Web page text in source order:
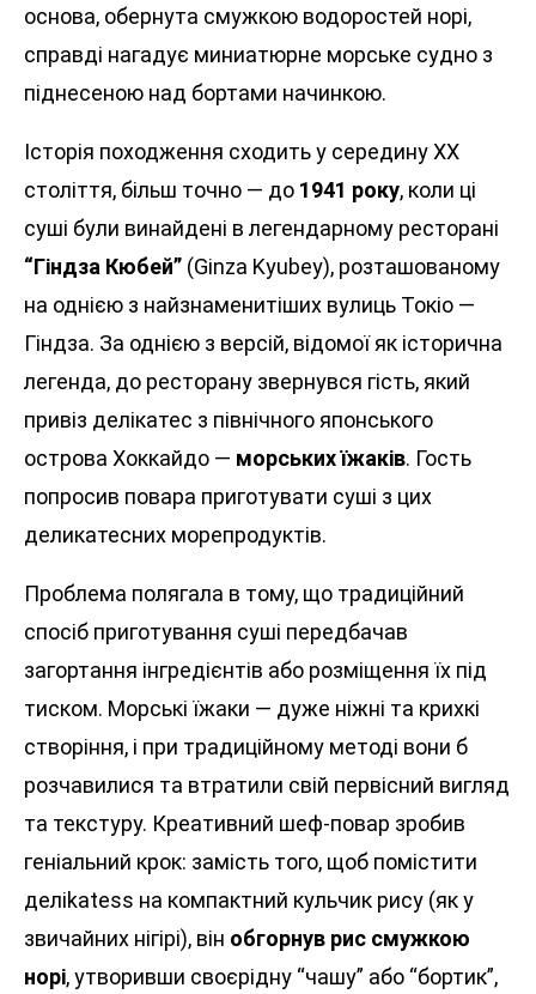
основа, обернута смужкою водоростей норі,
справді нагадує миниатюрне морське судно з
піднесеною над бортами начинкою.
Історія походження сходить у середину XX
століття, більш точно — до 1941 року, коли ці
суші були винайдені в легендарному ресторані
“Гіндза Кюбей” (Ginza Kyubey), розташованому
на однією з найзнаменитіших вулиць Токіо —
Гіндза. За однією з версій, відомої як історична
легенда, до ресторану звернувся гість, який
привіз делікатес з північного японського
острова Хоккайдо — морських їжаків. Гость
попросив повара приготувати суші з цих
деликатесних морепродуктів.
Проблема полягала в тому, що традиційний
спосіб приготування суші передбачав
загортання інгредієнтів або розміщення їх під
тиском. Морські їжаки — дуже ніжні та крихкі
створіння, і при традиційному методі вони б
розчавилися та втратили свій первісний вигляд
та текстуру. Креативний шеф-повар зробив
геніальний крок: замість того, щоб помістити
деліkatess на компактний кульчик рису (як у
звичайних нігірі), він обгорнув рис смужкою
норі, утворивши своєрідну “чашу” або “бортик”,